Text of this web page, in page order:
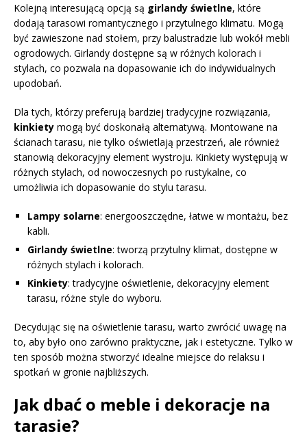
Kolejną interesującą opcją są girlandy świetlne, które
dodają tarasowi romantycznego i przytulnego klimatu. Mogą
być zawieszone nad stołem, przy balustradzie lub wokół mebli
ogrodowych. Girlandy dostępne są w różnych kolorach i
stylach, co pozwala na dopasowanie ich do indywidualnych
upodobań.
Dla tych, którzy preferują bardziej tradycyjne rozwiązania,
kinkiety mogą być doskonałą alternatywą. Montowane na
ścianach tarasu, nie tylko oświetlają przestrzeń, ale również
stanowią dekoracyjny element wystroju. Kinkiety występują w
różnych stylach, od nowoczesnych po rustykalne, co
umożliwia ich dopasowanie do stylu tarasu.
Lampy solarne: energooszczędne, łatwe w montażu, bez
kabli.
Girlandy świetlne: tworzą przytulny klimat, dostępne w
różnych stylach i kolorach.
Kinkiety: tradycyjne oświetlenie, dekoracyjny element
tarasu, różne style do wyboru.
Decydując się na oświetlenie tarasu, warto zwrócić uwagę na
to, aby było ono zarówno praktyczne, jak i estetyczne. Tylko w
ten sposób można stworzyć idealne miejsce do relaksu i
spotkań w gronie najbliższych.
Jak dbać o meble i dekoracje na
tarasie?